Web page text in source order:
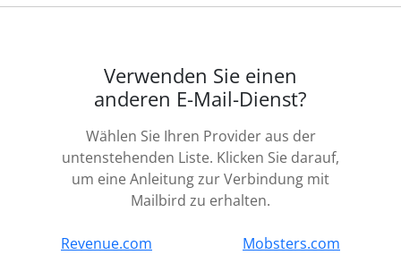
Verwenden Sie einen
anderen E-Mail-Dienst?
Wählen Sie Ihren Provider aus der
untenstehenden Liste. Klicken Sie darauf,
um eine Anleitung zur Verbindung mit
Mailbird zu erhalten.
Revenue.com
Mobsters.com